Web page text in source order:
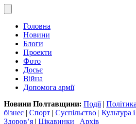
Головна
Новини
Блоги
Проекти
Фото
Досьє
Війна
Допомога армії
Новини Полтавщини: Події|
бізнес | Спорт | Суспільство | Культура і
Здоров’я | Цікавинки | Архів